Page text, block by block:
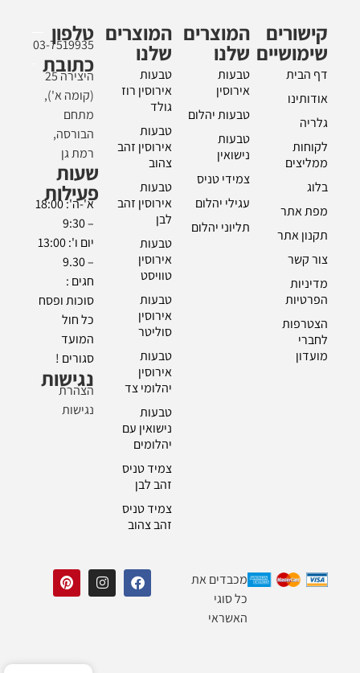
קישורים
שימושיים
דף הבית
אודותינו
גלריה
לקוחות
ממליצים
בלוג
מפת אתר
תקנון אתר
צור קשר
מדיניות
הפרטיות
הצטרפות
לחברי
מועדון
המוצרים
שלנו
טבעות
אירוסין
טבעות יהלום
טבעות
נישואין
צמידי טניס
עגילי יהלום
תליוני יהלום
המוצרים
שלנו
טבעות
אירוסין רוז
גולד
טבעות
אירוסין זהב
צהוב
טבעות
אירוסין זהב
לבן
טבעות
אירוסין
טוויסט
טבעות
אירוסין
סוליטר
טבעות
אירוסין
יהלומי צד
טבעות
נישואין עם
יהלומים
צמיד טניס
זהב לבן
צמיד טניס
זהב צהוב
טלפון
03-7519935
כתובת
היצירה 25
(קומה א'),
מתחם
הבורסה,
רמת גן
שעות
פעילות
א'-ה': 18:00
– 9:30
יום ו': 13:00
– 9.30
חגים :
סוכות ופסח
כל חול
המועד
סגורים !
נגישות
הצהרת
נגישות
מכבדים את
כל סוגי
האשראי